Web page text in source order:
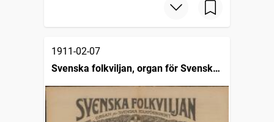
1911-02-07
Svenska folkviljan, organ för Svenska